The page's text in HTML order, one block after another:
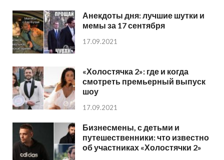
Анекдоты дня: лучшие шутки и
мемы за 17 сентября
17.09.2021
«Холостячка 2»: где и когда
смотреть премьерный выпуск
шоу
17.09.2021
Бизнесмены, с детьми и
путешественники: что известно
об участниках «Холостячки 2»